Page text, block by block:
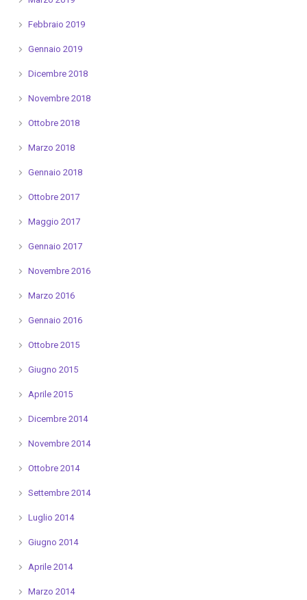
Febbraio 2019
Gennaio 2019
Dicembre 2018
Novembre 2018
Ottobre 2018
Marzo 2018
Gennaio 2018
Ottobre 2017
Maggio 2017
Gennaio 2017
Novembre 2016
Marzo 2016
Gennaio 2016
Ottobre 2015
Giugno 2015
Aprile 2015
Dicembre 2014
Novembre 2014
Ottobre 2014
Settembre 2014
Luglio 2014
Giugno 2014
Aprile 2014
Marzo 2014